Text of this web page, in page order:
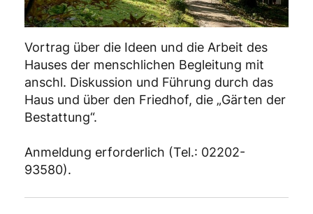
Vortrag über die Ideen und die Arbeit des
Hauses der menschlichen Begleitung mit
anschl. Diskussion und Führung durch das
Haus und über den Friedhof, die „Gärten der
Bestattung“.
Anmeldung erforderlich (Tel.: 02202-
93580).